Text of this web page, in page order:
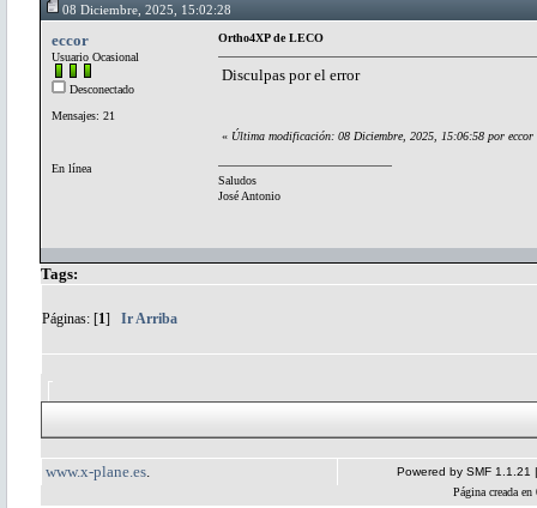
08 Diciembre, 2025, 15:02:28
eccor
Usuario Ocasional
Desconectado
Mensajes: 21
En línea
Ortho4XP de LECO
Disculpas por el error
« Última modificación: 08 Diciembre, 2025, 15:06:58 por eccor
Saludos
José Antonio
Tags:
Páginas: [1] Ir Arriba
www.x-plane.es Powered by SMF 1.1.21
Página creada